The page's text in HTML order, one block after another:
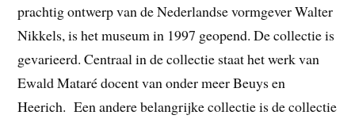
prachtig ontwerp van de Nederlandse vormgever Walter
Nikkels, is het museum in 1997 geopend. De collectie is
gevarieerd. Centraal in de collectie staat het werk van
Ewald Mataré docent van onder meer Beuys en
Heerich. Een andere belangrijke collectie is de collectie